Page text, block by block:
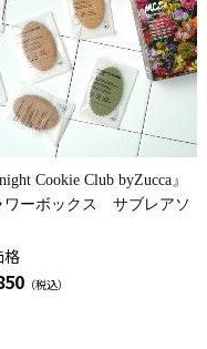
Cookie Club byZucca』
ワーボックス サブレアソ
格